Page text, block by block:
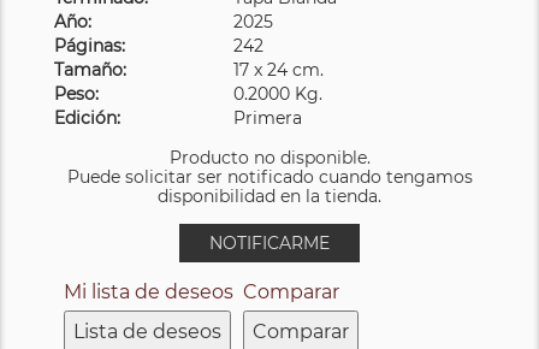
Año:
2025
Páginas:
242
Tamaño:
17 x 24 cm.
Peso:
0.2000 Kg.
Edición:
Primera
Producto no disponible.
Puede solicitar ser notificado cuando tengamos
disponibilidad en la tienda.
NOTIFICARME
Mi lista de deseos
Lista de deseos
Comparar
Comparar